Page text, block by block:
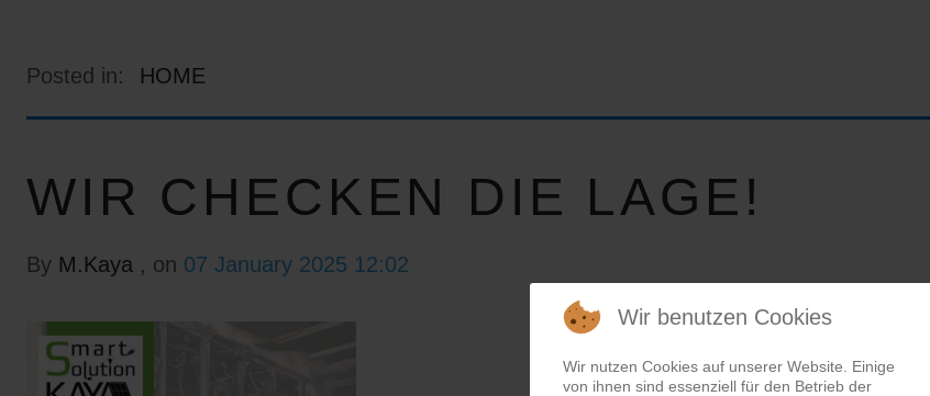
Posted in: HOME
WIR CHECKEN DIE LAGE!
By M.Kaya , on 07 January 2025 12:02
Wir benutzen Cookies
Wir nutzen Cookies auf unserer Website. Einige
von ihnen sind essenziell für den Betrieb der